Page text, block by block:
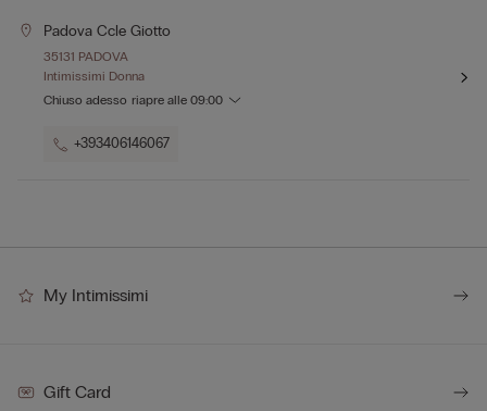
Padova Ccle Giotto
35131 PADOVA
Intimissimi Donna
Chiuso adesso riapre alle 09:00
+393406146067
My Intimissimi
Gift Card